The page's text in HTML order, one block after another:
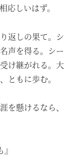
応しいはず。
返しの果て。シ
声を得る。シー
け継がれる。大
ともに歩む。
を懸けるなら、